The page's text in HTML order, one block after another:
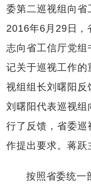
委第二巡视组向省
2016年6月29日，
志向省工信厅党组
记关于巡视工作的
视组组长刘曙阳反
刘曙阳代表巡视组
行了反馈，省委巡
作提出要求。蒋跃
按照省委统一